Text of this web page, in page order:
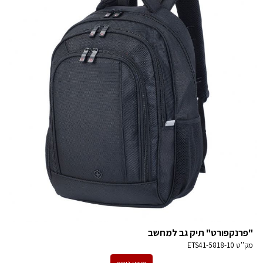
"פרנקפורט" תיק גב למחשב
מק''ט ETS41-5818-10